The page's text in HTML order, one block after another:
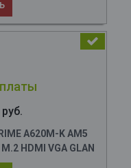
A620M-K AM5
HDMI VGA GLAN